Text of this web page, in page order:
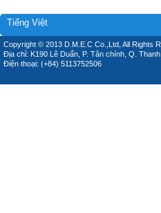
Tiếng Việt
Copyright © 2013 D.M.E.C Co.,Ltd, All Rights
Địa chỉ: K190 Lê Duẩn, P. Tân chính, Q.
Điện thoại: (+84) 5113752506